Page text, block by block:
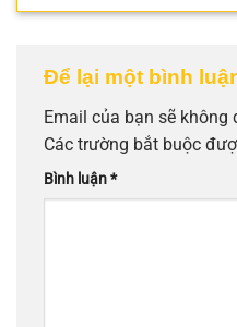
Để lại một bình
Email của bạn sẽ
Các trường bắt buộc
Bình luận*